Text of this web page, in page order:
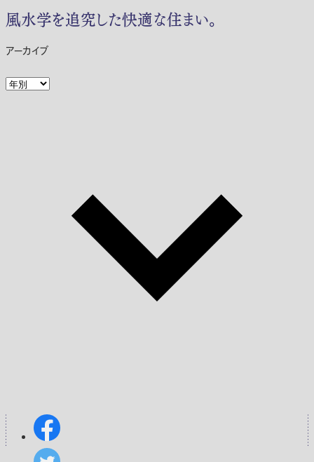
風水学を追究した快適な住まい。
アーカイブ